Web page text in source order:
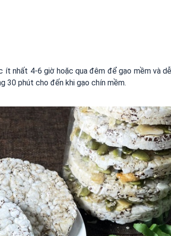
nhất 4-6 giờ hoặc qua đêm để gạo mềm và
30 phút cho đến khi gạo chín mềm.